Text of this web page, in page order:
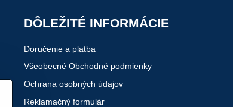
DÔLEŽITÉ INFORMÁCIE
Doručenie a platba
Všeobecné Obchodné podmienky
Ochrana osobných údajov
Reklamačný formulár